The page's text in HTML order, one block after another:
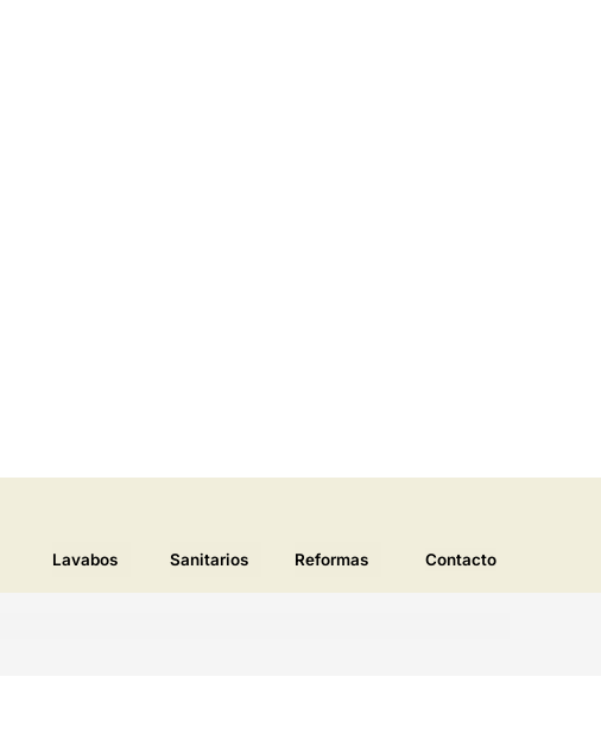
Lavabos Sanitarios Reformas Contacto